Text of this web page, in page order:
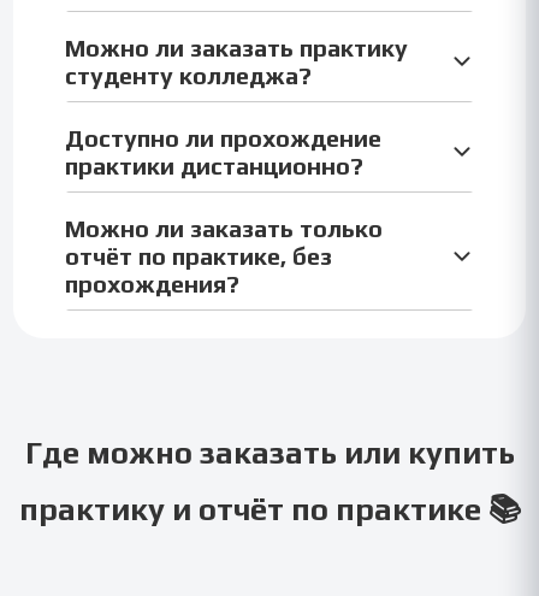
Да, доступно более 100 направлений: право,
психология, экономика, IT, медицина, туризм,
логистика и др.
Можно ли заказать практику
студенту колледжа?
техникумов, СПО, а также для ВУЗов и
дистанционного обучения.
Доступно ли прохождение
практики дистанционно?
Да, можно пройти учебную или ознакомительную
практику дистанционно — мы подготовим все
документы.
Можно ли заказать только
отчёт по практике, без
прохождения?
Где можно заказать или купить
практику и отчёт по практике 📚